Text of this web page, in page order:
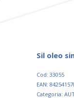
sil oleo
Cod: 33055
EAN:
Categoria: